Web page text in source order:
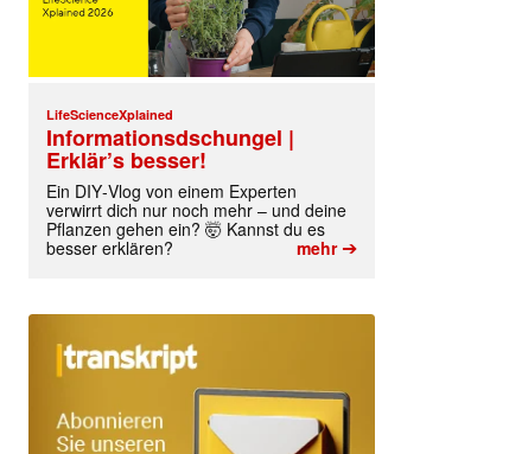
LifeScienceXplained
Informationsdschungel |
Erklär’s besser!
Ein DIY‑Vlog von einem Experten
verwirrt dich nur noch mehr – und deine
Pflanzen gehen ein? 🤯 Kannst du es
besser erklären?
mehr➔